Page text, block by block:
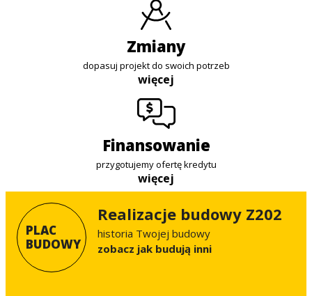
zmiany
dopasuj projekt do swoich potrzeb
więcej
finansowanie
przygotujemy ofertę kredytu
więcej
PLAC
BUDOWY
Realizacje budowy Z202
historia Twojej budowy
Zobacz jak budują inni